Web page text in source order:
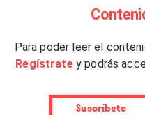
De hecho, ya había
aquel estreno, su
banda sonora de un
iniciando un retiro
Para poder leer el
Regístrate y podrás
Suscríbete